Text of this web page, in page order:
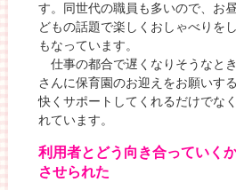
す。同世代の職員も多いので、お
どもの話題で楽しくおしゃべりを
もなっています。
仕事の都合で遅くなりそうなと
さんに保育園のお迎えをお願いす
快くサポートしてくれるだけでな
れています。
利用者とどう向き合っていく
させられた